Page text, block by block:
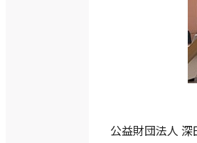
公益財団法人